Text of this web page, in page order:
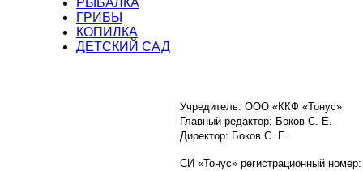
РЫБАЛКА
ГРИБЫ
КОПИЛКА
ДЕТСКИЙ САД
Учредитель: ООО «ККФ «Тонус»
Главный редактор: Боков С. Е.
Директор: Боков С. Е.
СИ «Тонус» регистрационный